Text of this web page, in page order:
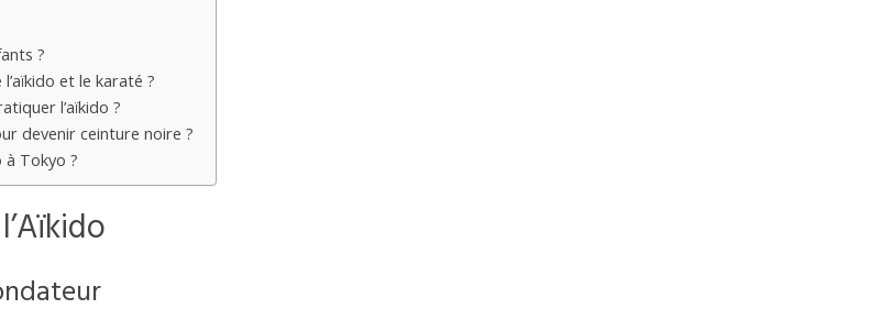
?
et le karaté ?
l’aïkido ?
devenir ceinture noire ?
à Tokyo ?